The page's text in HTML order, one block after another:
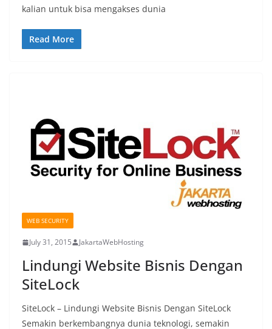
kalian untuk bisa mengakses dunia
Read More
WEB SECURITY
July 31, 2015 JakartaWebHosting
Lindungi Website Bisnis Dengan
SiteLock
SiteLock – Lindungi Website Bisnis Dengan SiteLock
Semakin berkembangnya dunia teknologi, semakin